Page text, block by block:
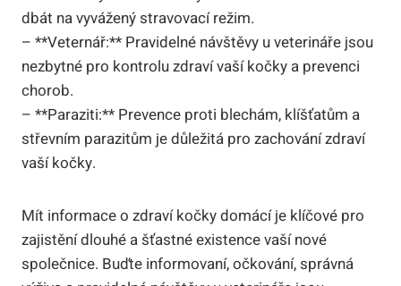
dbát na vyvážený stravovací režim.
– **Veternář:** Pravidelné návštěvy u veterináře jsou
nezbytné pro kontrolu zdraví vaší kočky a prevenci
chorob.
– **Paraziti:** Prevence proti blechám, klíšťatům a
střevním parazitům je důležitá pro zachování zdraví
vaší kočky.
Mít informace o zdraví kočky domácí je klíčové pro
zajistění dlouhé a šťastné existence vaší nové
společnice. Buďte informovaní, očkování, správná